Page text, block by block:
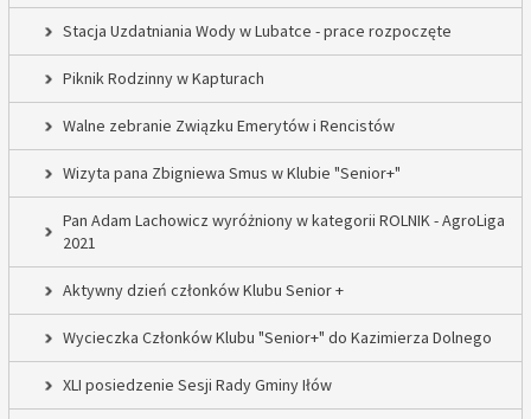
Stacja Uzdatniania Wody w Lubatce - prace rozpoczęte
Piknik Rodzinny w Kapturach
Walne zebranie Związku Emerytów i Rencistów
Wizyta pana Zbigniewa Smus w Klubie "Senior+"
Pan Adam Lachowicz wyróżniony w kategorii ROLNIK - AgroLiga
2021
Aktywny dzień członków Klubu Senior +
Wycieczka Członków Klubu "Senior+" do Kazimierza Dolnego
XLI posiedzenie Sesji Rady Gminy Iłów